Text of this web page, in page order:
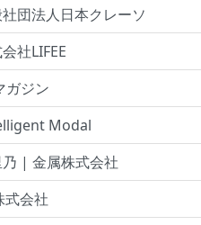
団法人日本クレーソ
社LIFEE
ガジン
Modal
| 金属株式会社
式会社